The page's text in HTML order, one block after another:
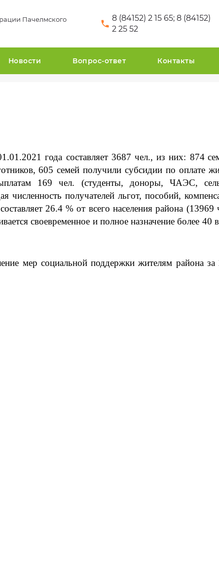
Пачелмского
8 (84152) 2 15 65; 8 (84152)
2 25 52
Новости Вопрос-ответ Контакты
года составляет 3687 чел., из них: 874
605 семей получили субсидии по оплате
169 чел. (студенты, доноры, ЧАЭС,
получателей льгот, пособий,
26.4 % от всего населения района (13969
своевременное и полное назначение более 40
мер социальной поддержки жителям района за